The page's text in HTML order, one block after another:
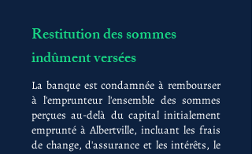
Restitution des sommes
indûment versées
La banque est condamnée à rembourser
à l'emprunteur l'ensemble des sommes
perçues au-delà du capital initialement
emprunté à Albertville, incluant les frais
de change, d'assurance et les intérêts, le